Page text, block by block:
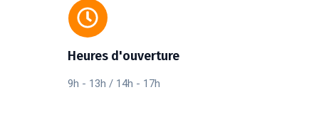
Heures d'ouverture
9h - 13h / 14h - 17h